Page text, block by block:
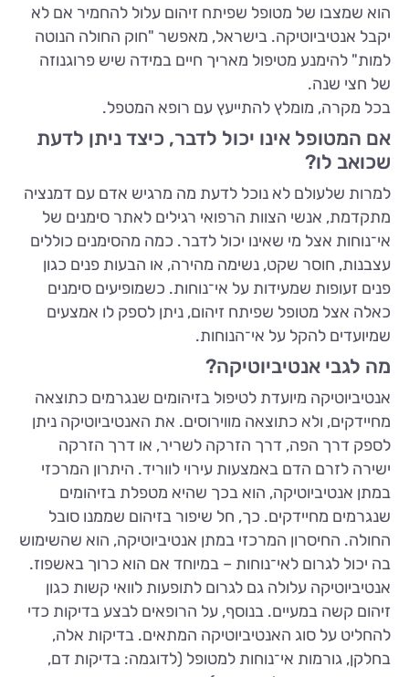
הוא שמצבו של מטופל שפיתח זיהום עלול להחמיר אם לא
יקבל אנטיביוטיקה. בישראל, מאפשר "חוק החולה הנוטה
למות" להימנע מטיפול מאריך חיים במידה שיש פרוגנוזה
של חצי שנה.
בכל מקרה, מומלץ להתייעץ עם רופא המטפל.
אם המטופל אינו יכול לדבר, כיצד ניתן לדעת
שכואב לו?
למרות שלעולם לא נוכל לדעת מה מרגיש אדם עם דמנציה
מתקדמת, אנשי הצוות הרפואי רגילים לאתר סימנים של
אי־נוחות אצל מי שאינו יכול לדבר. כמה מהסימנים כוללים
עצבנות, חוסר שקט, נשימה מהירה, או הבעות פנים כגון
פנים זעופות שמעידות על אי־נוחות. כשמופיעים סימנים
כאלה אצל מטופל שפיתח זיהום, ניתן לספק לו אמצעים
שמיועדים להקל על אי־הנוחות.
מה לגבי אנטיביוטיקה?
אנטיביוטיקה מיועדת לטיפול בזיהומים שנגרמים כתוצאה
מחיידקים, ולא כתוצאה מווירוסים. את האנטיביוטיקה ניתן
לספק דרך הפה, דרך הזרקה לשריר, או דרך הזרקה
ישירה לזרם הדם באמצעות עירוי לווריד. היתרון המרכזי
במתן אנטיביוטיקה, הוא בכך שהיא מטפלת בזיהומים
שנגרמים מחיידקים. כך, חל שיפור בזיהום שממנו סובל
החולה. החיסרון המרכזי במתן אנטיביוטיקה, הוא שהשימוש
בה יכול לגרום לאי־נוחות – במיוחד אם הוא כרוך באשפוז.
אנטיביוטיקה עלולה גם לגרום לתופעות לוואי קשות כגון
זיהום קשה במעיים. בנוסף, על הרופאים לבצע בדיקות כדי
להחליט על סוג האנטיביוטיקה המתאים. בדיקות אלה,
בחלקן, גורמות אי־נוחות למטופל (לדוגמה: בדיקות דם,